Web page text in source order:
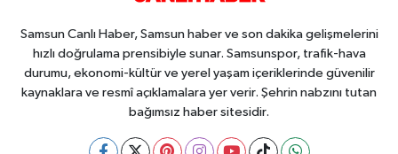
Samsun Canlı Haber, Samsun haber ve son dakika gelişmelerini
hızlı doğrulama prensibiyle sunar. Samsunspor, trafik-hava
durumu, ekonomi-kültür ve yerel yaşam içeriklerinde güvenilir
kaynaklara ve resmî açıklamalara yer verir. Şehrin nabzını tutan
bağımsız haber sitesidir.